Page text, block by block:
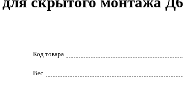
Код товара
Вес